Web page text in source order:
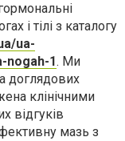
і тілі з каталогу
ua-
nogah-1. Ми
доглядових
клінічними
відгуків
мазь з